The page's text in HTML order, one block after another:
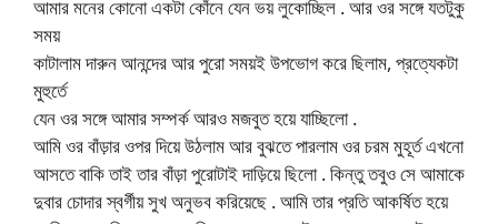
আমার মনের কোনো একটা কোঁনে যেন ভয় লুকোচ্ছিল . আর ওর সঙ্গে যতটুকু
সময়
কাটালাম দারুন আনন্দের আর পুরো সময়ই উপভোগ করে ছিলাম, প্রত্যেকটা
মুহুর্তে
যেন ওর সঙ্গে আমার সম্পর্ক আরও মজবুত হয়ে যাচ্ছিলো .
আমি ওর বাঁড়ার ওপর দিয়ে উঠলাম আর বুঝতে পারলাম ওর চরম মুহূর্ত এখনো
আসতে বাকি তাই তার বাঁড়া পুরোটাই দাড়িয়ে ছিলো . কিন্তু তবুও সে আমাকে
দুবার চোদার স্বর্গীয় সুখ অনুভব করিয়েছে . আমি তার প্রতি আকর্ষিত হয়ে